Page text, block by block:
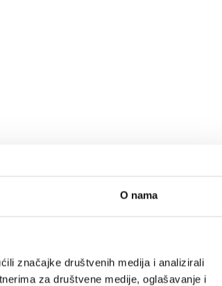
O nama
značajke društvenih medija i analizirali
za društvene medije, oglašavanje i